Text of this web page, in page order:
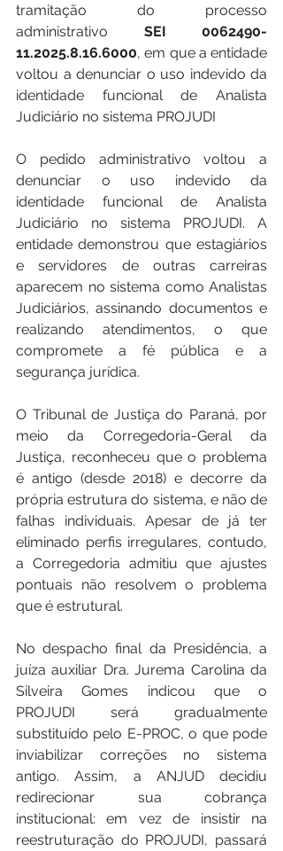
tramitação do processo
administrativo SEI 0062490-
11.2025.8.16.6000, em que a entidade
voltou a denunciar o uso indevido da
identidade funcional de Analista
Judiciário no sistema PROJUDI
O pedido administrativo voltou a
denunciar o uso indevido da
identidade funcional de Analista
Judiciário no sistema PROJUDI. A
entidade demonstrou que estagiários
e servidores de outras carreiras
aparecem no sistema como Analistas
Judiciários, assinando documentos e
realizando atendimentos, o que
compromete a fé pública e a
segurança jurídica.
O Tribunal de Justiça do Paraná, por
meio da Corregedoria-Geral da
Justiça, reconheceu que o problema
é antigo (desde 2018) e decorre da
própria estrutura do sistema, e não de
falhas individuais. Apesar de já ter
eliminado perfis irregulares, contudo,
a Corregedoria admitiu que ajustes
pontuais não resolvem o problema
que é estrutural.
No despacho final da Presidência, a
juíza auxiliar Dra. Jurema Carolina da
Silveira Gomes indicou que o
PROJUDI será gradualmente
substituído pelo E-PROC, o que pode
inviabilizar correções no sistema
antigo. Assim, a ANJUD decidiu
redirecionar sua cobrança
institucional: em vez de insistir na
reestruturação do PROJUDI, passará